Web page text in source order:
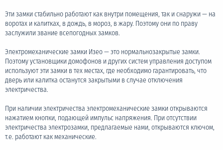
Эти замки стабильно работают как внутри помещения, так и снаружи — на
воротах и калитках, в дождь, в мороз, в жару. Поэтому они по праву
заслужили звание всепогодных замков.
Электромеханические замки Изео — это нормальнозакрытые замки.
Поэтому установщики домофонов и других систем управления доступом
используют эти замки в тех местах, где необходимо гарантировать, что
дверь или калитка останутся закрытыми в случае отключения
электричества.
При наличии электричества электромеханические замки открываются
нажатием кнопки, подающей импульс напряжения. При отсутствии
электричества электрозамки, предлагаемые нами, открываются ключом,
т.е. работают как механические.